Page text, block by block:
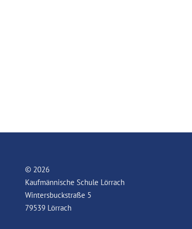
© 2026
Kaufmännische Schule Lörrach
Wintersbuckstraße 5
79539 Lörrach